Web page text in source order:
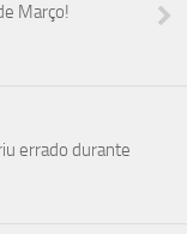
Março!
errado durante